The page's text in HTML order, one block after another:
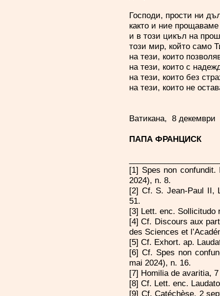
Господи, прости ни
както и ние
и в този цикъл на
този мир, който само
на тези, които
на тези, които с
на тези, които без
на тези, които не
Ватикана, 8 декември
ПАПА ФРАНЦИСК
[1] Spes non confundit.
2024), n. 8.
[2] Cf. S. Jean-Paul II,
51.
[3] Lett. enc. Sollicitudo
[4] Cf. Discours aux
des Sciences et
[5] Cf. Exhort. ap.
[6] Cf. Spes non
mai 2024), n. 16.
[7] Homilia de avaritia,
[8] Cf. Lett. enc.
[9] Cf. Catéchèse, 2